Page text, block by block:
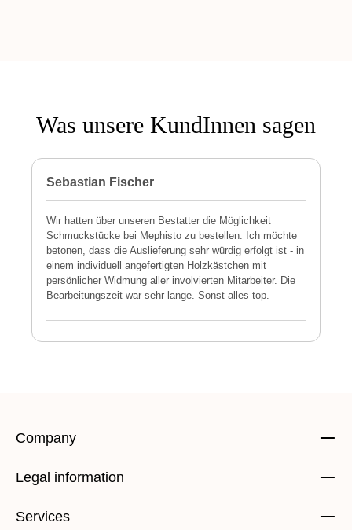
Was unsere KundInnen sagen
Sebastian Fischer
Wir hatten über unseren Bestatter die Möglichkeit
Schmuckstücke bei Mephisto zu bestellen. Ich möchte
betonen, dass die Auslieferung sehr würdig erfolgt ist - in
einem individuell angefertigten Holzkästchen mit
persönlicher Widmung aller involvierten Mitarbeiter. Die
Bearbeitungszeit war sehr lange. Sonst alles top.
Company
Legal information
Services